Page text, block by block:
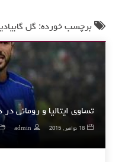
برچسب خورده: گل
تساوی ایتالیا و رومانی
18 نوامبر, 2015 admin